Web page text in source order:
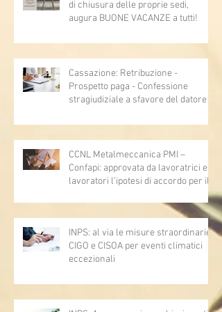
di chiusura delle proprie sedi,
augura BUONE VACANZE a tutti!
Cassazione: Retribuzione -
Prospetto paga - Confessione
stragiudiziale a sfavore del datore di
articoli 1362, 2697, 2730, 2732, 2734
e 2735)
CCNL Metalmeccanica PMI –
Confapi: approvata da lavoratrici e
lavoratori l’ipotesi di accordo per il
INPS: al via le misure straordinarie
CIGO e CISOA per eventi climatici
eccezionali